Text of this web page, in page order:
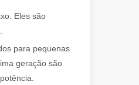
cortar material em formatos
Eles são
para pequenas
geração são